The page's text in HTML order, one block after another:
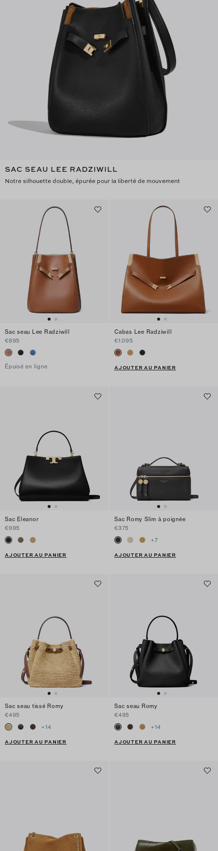
SAC SEAU LEE RADZIWILL
Notre silhouette double, épurée pour la liberté de mouvement
Sac seau Lee Radziwill
€895
Épuisé en ligne
Cabas Lee Radziwill
€1.095
AJOUTER AU PANIER
Sac Eleanor
€995
AJOUTER AU PANIER
Sac Romy Slim à poignée
€375
+7
AJOUTER AU PANIER
Sac seau tissé Romy
€495
+14
AJOUTER AU PANIER
Sac seau Romy
€495
+14
AJOUTER AU PANIER